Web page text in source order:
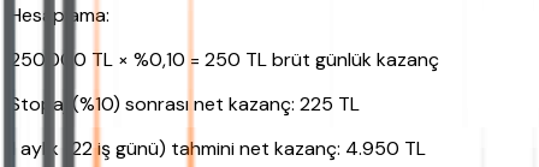
Hesaplama:
250.000 TL × %0,10 = 250 TL brüt günlük kazanç
Stopaj (%10) sonrası net kazanç: 225 TL
1 aylık (22 iş günü) tahmini net kazanç: 4.950 TL